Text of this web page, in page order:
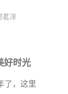
茗洋
好时光
了，这里